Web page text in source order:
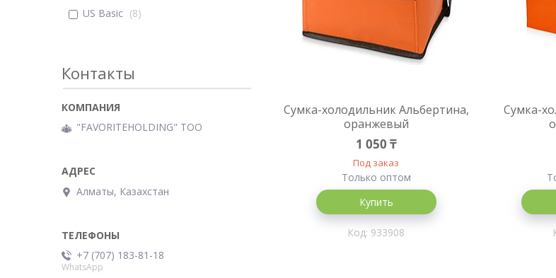
Сумка-холодильник Альбертина,
оранжевый
1 050 ₸
Под заказ
Только оптом
Купить
933908
Сумка-
US Basic
8
Контакты
"FAVORITEHOLDING" TOO
Алматы, Казахстан
+7 (707) 183-81-18
WhatsApp